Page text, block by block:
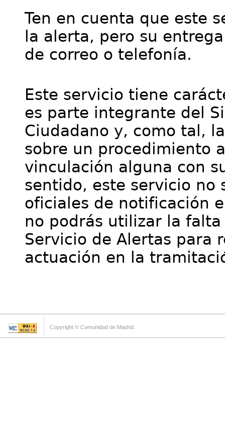
Ten en cuenta que este
la alerta, pero su
de correo o telefonía.
Este servicio tiene
es parte integrante del
Ciudadano y, como tal,
sobre un procedimiento
vinculación alguna con
sentido, este servicio no
oficiales de notificación
no podrás utilizar la
Servicio de Alertas para
actuación en la
Copyright © Comunidad de Madrid.